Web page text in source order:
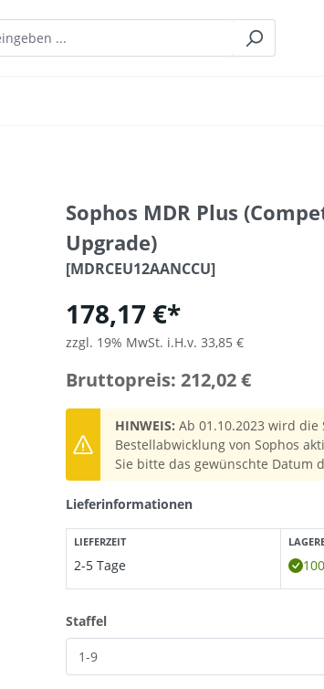
Sophos MDR Plus
Upgrade)
[MDRCEU12AANCCU]
178,17 €*
zzgl. 19% MwSt. i.H.v. 33,85 €
Bruttopreis: 212,02 €
HINWEIS: Ab 01.10.2023 wird
Bestellabwicklung von Sophos
Sie bitte das gewünschte Datum
Lieferinformationen
LIEFERZEIT
2-5 Tage
Staffelauswählen